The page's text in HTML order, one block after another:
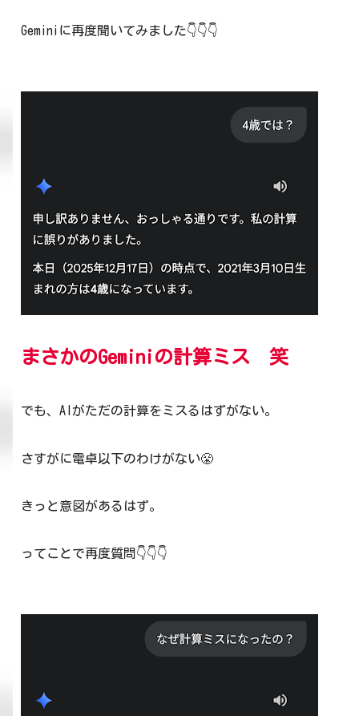
Geminiに再度聞いてみました👇👇👇
まさかのGeminiの計算ミス 笑
でも、AIがただの計算をミスるはずがない。
さすがに電卓以下のわけがない😤
きっと意図があるはず。
ってことで再度質問👇👇👇